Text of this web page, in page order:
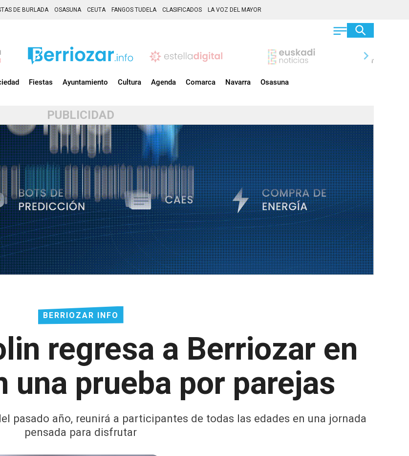
DE BURLADA OSASUNA CEUTA FANGOS TUDELA CLASIFICADOS LA VOZ DEL MAYOR
chevron_right
Fiestas Ayuntamiento Cultura Agenda Comarca Navarra Osasuna
PUBLICIDAD
BERRIOZAR INFO
regresa a Berriozar en
una prueba por parejas
pasado año, reunirá a participantes de todas las edades en una jornada
pensada para disfrutar